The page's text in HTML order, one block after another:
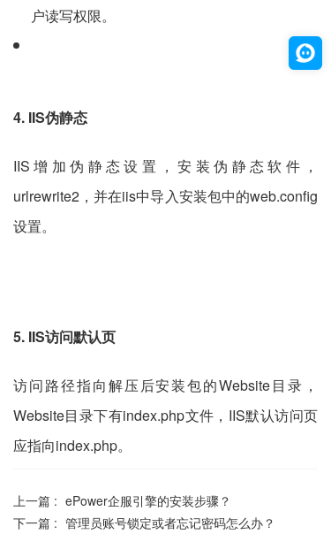
户读写权限。
4. IIS伪静态
IIS增加伪静态设置，安装伪静态软件，
urlrewrite2，并在iis中导入安装包中的web.config
设置。
5. IIS访问默认页
访问路径指向解压后安装包的Website目录，
Website目录下有index.php文件，IIS默认访问页
应指向index.php。
上一篇 : ePower企服引擎的安装步骤？
下一篇 : 管理员账号锁定或者忘记密码怎么办？